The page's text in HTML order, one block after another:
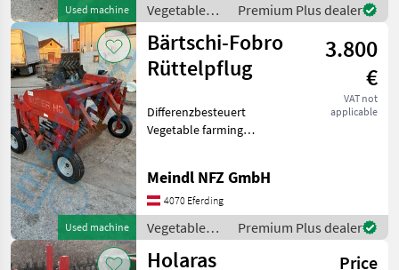
Used machine
Vegetable
farming
equipment /
Sonstige
Premium Plus dealer
Used machine
Bärtschi-Fobro
Rüttelpflug
3.800
€
VAT not
applicable
Differenzbesteuert
Vegetable farming
Meindl NFZ GmbH
4070 Eferding
Vegetable
farming
equipment /
Premium Plus dealer
Holaras
Price